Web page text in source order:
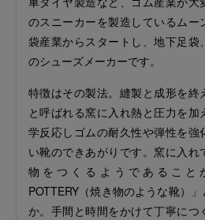
のスニーカーを製造しているムー
袋産業からスタートし、地下足袋
のシューズメーカーです。
特徴はその製法。縫製と成形を終
と呼ばれる窯に入れ熱と圧力を
学反応しゴムの耐久性や弾性を強
い靴のできあがりです。窯に入れ
物をつくるようであること
POTTERY（焼き物のような靴）
か。手間と時間をかけて丁寧につ